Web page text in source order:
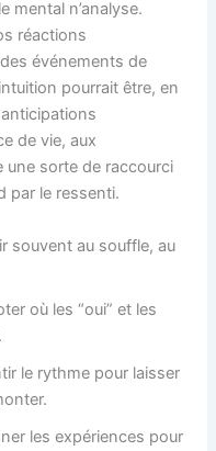
mental n’analyse.
réactions
événements de
pourrait être, en
de vie, aux
une sorte de raccourci
par le ressenti.
souvent au souffle, au
où les “oui” et les
le rythme pour laisser
les expériences pour